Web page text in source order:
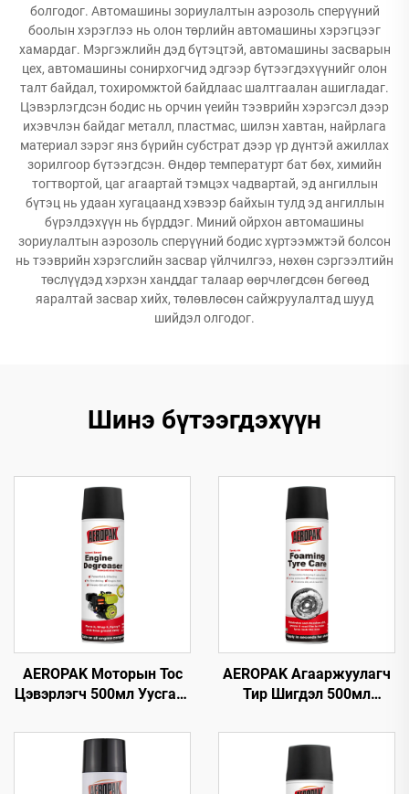
болгодог. Автомашины зориулалтын аэрозоль сперүүний
боолын хэрэглээ нь олон төрлийн автомашины хэрэгцээг
хамардаг. Мэргэжлийн дэд бүтэцтэй, автомашины засварын
цех, автомашины сонирхогчид эдгээр бүтээгдэхүүнийг олон
талт байдал, тохиромжтой байдлаас шалтгаалан ашигладаг.
Цэвэрлэгдсэн бодис нь орчин үеийн тээврийн хэрэгсэл дээр
ихэвчлэн байдаг металл, пластмас, шилэн хавтан, найрлага
материал зэрэг янз бүрийн субстрат дээр үр дүнтэй ажиллах
зорилгоор бүтээгдсэн. Өндөр температурт бат бөх, химийн
тогтвортой, цаг агаартай тэмцэх чадвартай, эд ангиллын
бүтэц нь удаан хугацаанд хэвээр байхын тулд эд ангиллын
бүрэлдэхүүн нь бүрддэг. Миний ойрхон автомашины
зориулалтын аэрозоль сперүүний бодис хүртээмжтэй болсон
нь тээврийн хэрэгслийн засвар үйлчилгээ, нөхөн сэргээлтийн
төслүүдэд хэрхэн ханддаг талаар өөрчлөгдсөн бөгөөд
яаралтай засвар хийх, төлөвлөсөн сайжруулалтад шууд
шийдэл олгодог.
Шинэ бүтээгдэхүүн
AEROPAK Моторын Тос
Цэвэрлэгч 500мл Уусгагч
Цэвэрлэгч Тос Цэвэрлэх
Хэрэгсэл
AEROPAK Агааржуулагч
Тир Шигдэл 500мл
Цэвэрлэгч Арчих эсвэл
Хүнд Хөдөлмөр
шаардахгүй